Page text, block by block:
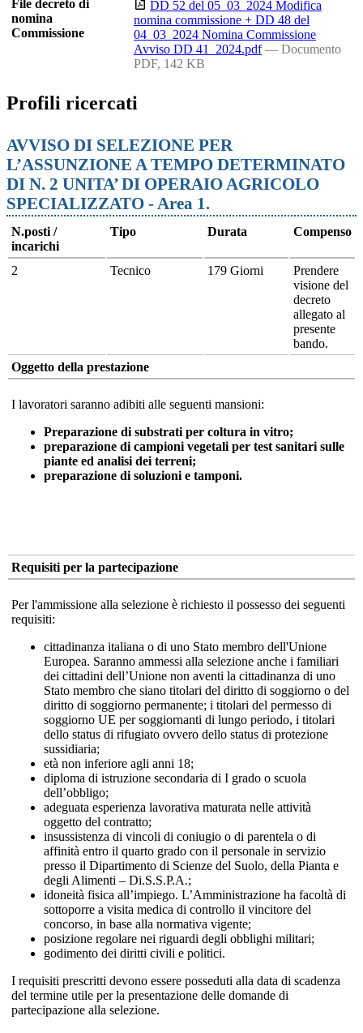
File decreto di
nomina
Commissione
DD 52 del 05_03_2024 Modifica
nomina commissione + DD 48 del
04_03_2024 Nomina Commissione
Avviso DD 41_2024.pdf — Documento
PDF, 142 KB
Profili ricercati
AVVISO DI SELEZIONE PER
L’ASSUNZIONE A TEMPO DETERMINATO
DI N. 2 UNITA’ DI OPERAIO AGRICOLO
SPECIALIZZATO - Area 1.
N.posti /
incarichi
Tipo Durata Compenso
2 Tecnico 179 Giorni
Prendere
visione del
decreto
allegato al
presente
bando.
Oggetto della prestazione
I lavoratori saranno adibiti alle seguenti mansioni:
Preparazione di substrati per coltura in vitro;
preparazione di campioni vegetali per test sanitari sulle
piante ed analisi dei terreni;
preparazione di soluzioni e tamponi.
Requisiti per la partecipazione
Per l'ammissione alla selezione è richiesto il possesso dei seguenti
requisiti:
cittadinanza italiana o di uno Stato membro dell'Unione
Europea. Saranno ammessi alla selezione anche i familiari
dei cittadini dell’Unione non aventi la cittadinanza di uno
Stato membro che siano titolari del diritto di soggiorno o del
diritto di soggiorno permanente; i titolari del permesso di
soggiorno UE per soggiornanti di lungo periodo, i titolari
dello status di rifugiato ovvero dello status di protezione
sussidiaria;
età non inferiore agli anni 18;
diploma di istruzione secondaria di I grado o scuola
dell’obbligo;
adeguata esperienza lavorativa maturata nelle attività
oggetto del contratto;
insussistenza di vincoli di coniugio o di parentela o di
affinità entro il quarto grado con il personale in servizio
presso il Dipartimento di Scienze del Suolo, della Pianta e
degli Alimenti – Di.S.S.P.A.;
idoneità fisica all’impiego. L’Amministrazione ha facoltà di
sottoporre a visita medica di controllo il vincitore del
concorso, in base alla normativa vigente;
posizione regolare nei riguardi degli obblighi militari;
godimento dei diritti civili e politici.
I requisiti prescritti devono essere posseduti alla data di scadenza
del termine utile per la presentazione delle domande di
partecipazione alla selezione.